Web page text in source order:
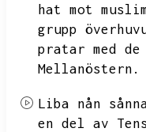
hat mot
grupp
pratar med
Mellanöstern.
Liba nån
en del av